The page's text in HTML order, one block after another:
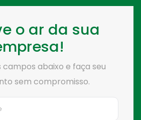
o ar da sua
campos abaixo e faça seu
sem compromisso.